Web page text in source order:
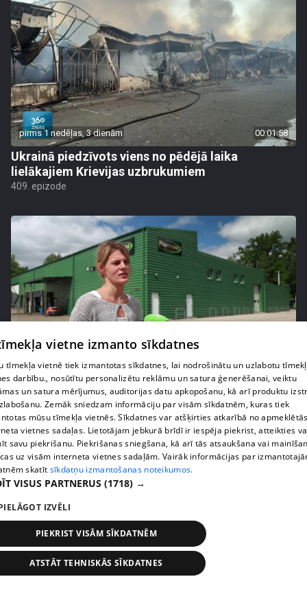
pirms 1 nedēļas, 3 dienām 00:01:58
Ukrainā piedzīvots viens no pēdējā laika
lielākajiem Krievijas uzbrukumiem
409. epizode
pirms 1 nedēļas, 3 dienām 00:05:05
Melleņu zelta drudzis: kas nosaka iepirkuma
cenu?
409. epizode
vietne izmanto sīkdatnes
tīmekļa vietnē tiek izmantotas sīkdatnes, lai nodrošinātu un uzlabotu
darbību., nosūtītu personalizētu reklāmu un satura ģenerēšanai, veiktu
un satura mērījumus, auditorijas datu apkopošanu, kā arī produktu
Zemāk sniedzam informāciju par visām sīkdatnēm, kuras tiek
mūsu tīmekļa vietnēs. Sīkdatnes var atšķirties atkarībā no
vietnes sadaļas. Lietotājam jebkurā brīdī ir iespēja piekrist, atteikties
savu piekrišanu. Piekrišanas sniegšana, kā arī tās atsaukšana vai
uz visām interneta vietnes sadaļām. Vairāk informācijas par
skatīt sīkdatņu izmantošanas noteikumos.
VISUS PARTNERUS (1718) →
IZVĒLI
PIEKRIST VISĀM SĪKDATNĒM
ATSTĀT TEHNISKĀS SĪKDATNES